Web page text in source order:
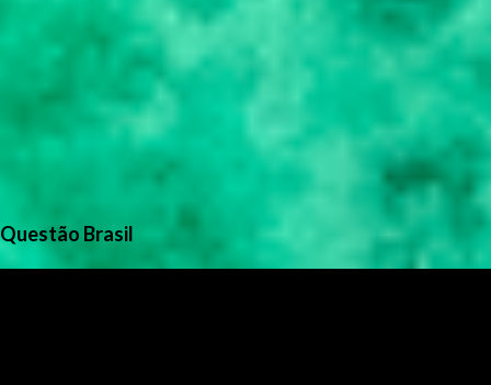
Questão Brasil